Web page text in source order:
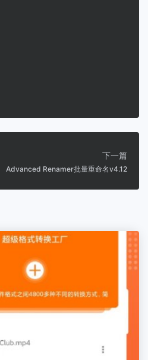
下一篇
Advanced Renamer批量重命名v4.12